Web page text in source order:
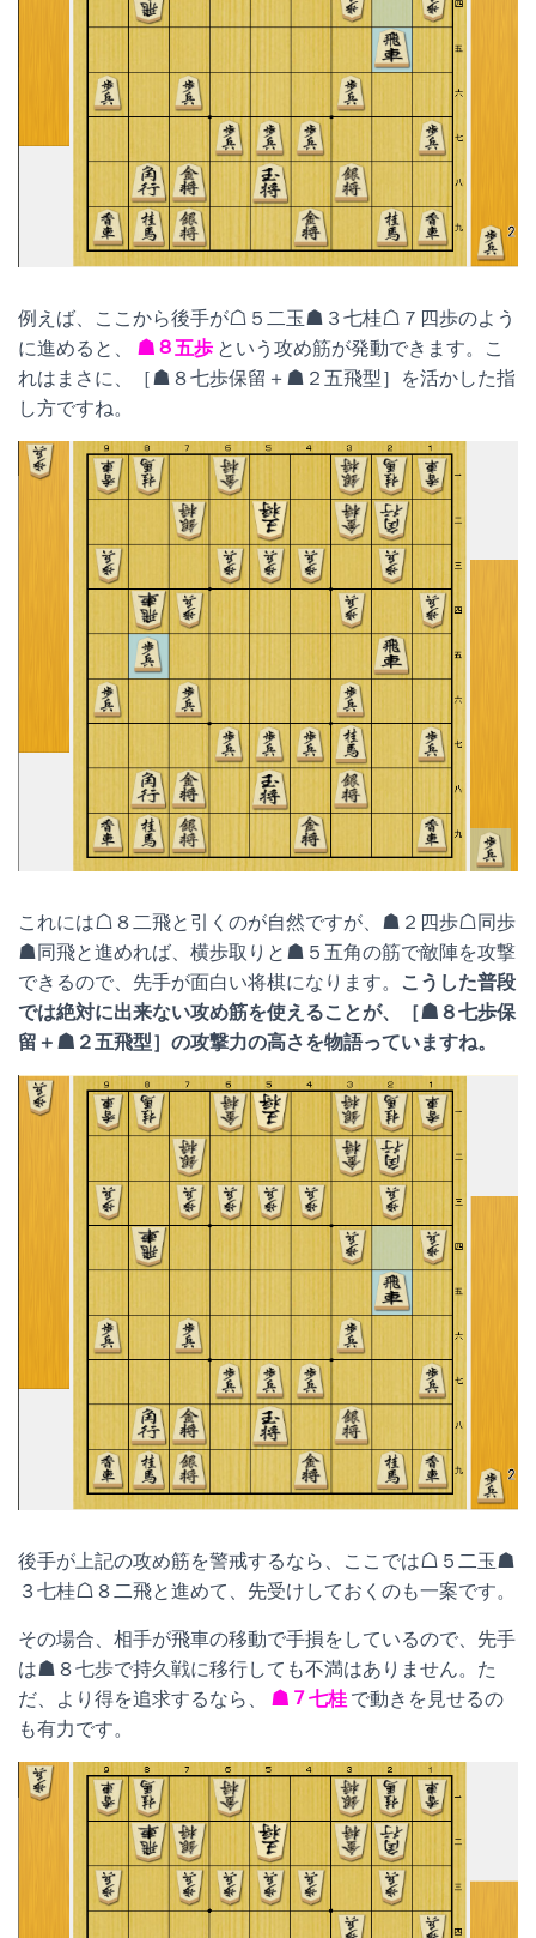
例えば、ここから後手が☖５二玉☗３七桂☖７四歩のよう
に進めると、
☗８五歩 という攻め筋が発動できます。こ
れはまさに、［☗８七歩保留＋☗２五飛型］を活かした指
し方ですね。
これには☖８二飛と引くのが自然ですが、☗２四歩☖同歩
☗同飛と進めれば、横歩取りと☗５五角の筋で敵陣を攻撃
できるので、先手が面白い将棋になります。
こうした普段
では絶対に出来ない攻め筋を使えることが、［☗８七歩保
留＋☗２五飛型］の攻撃力の高さを物語っていますね。
後手が上記の攻め筋を警戒するなら、ここでは☖５二玉☗
３七桂☖８二飛と進めて、先受けしておくのも一案です。
その場合、相手が飛車の移動で手損をしているので、先手
は☗８七歩で持久戦に移行しても不満はありません。た
だ、より得を追求するなら、
☗７七桂 で動きを見せるの
も有力です。